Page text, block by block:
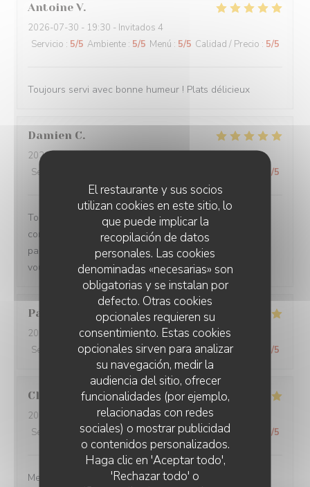
El restaurante y sus socios
utilizan cookies en este sitio, lo
que puede implicar la
recopilación de datos
personales. Las cookies
denominadas «necesarias» son
obligatorias y se instalan por
defecto. Otras cookies
opcionales requieren su
consentimiento. Estas cookies
opcionales sirven para analizar
su navegación, medir la
audiencia del sitio, ofrecer
funcionalidades (por ejemplo,
relacionadas con redes
sociales) o mostrar publicidad
o contenidos personalizados.
Haga clic en 'Aceptar todo',
'Rechazar todo' o
Antoine V
2026-07-30 - 19:30 - Invitados 4
Servicio : 5/5 Ambiente : 5/5 Menú : 5/5 Calidad / Precio : 5/5
Toujours servi avec bonne humeur ! Plats délicieux
Damien C
2026-08-01
Servicio
/5
Toujours un plaisir de venir dans ce restaurant qui
commence toujours par un accueil chaleureux. Tout est
parfait si service à la cuisine. Ne changez rien Merci à
vous
Pascal
2026-07-31 - 20:45 - Invitados 2
Servicio
/5 Ambiente: 5/5 Menú: 5/5 Calidad / Precio /5
Claire
2026-07-30
- 20:30 - Invitados 4
Servicio
/5 Ambiente :5/5 Menú: 5/5 Calidad / Precio /5
Merci pour tout ! La soirée était super avec une très